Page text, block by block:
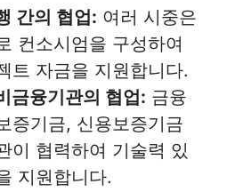
간의 협업: 여러 시중은
컨소시엄을 구성하여
트 자금을 지원합니다.
금융기관의 협업: 금융
증기금, 신용보증기금
이 협력하여 기술력 있
지원합니다.